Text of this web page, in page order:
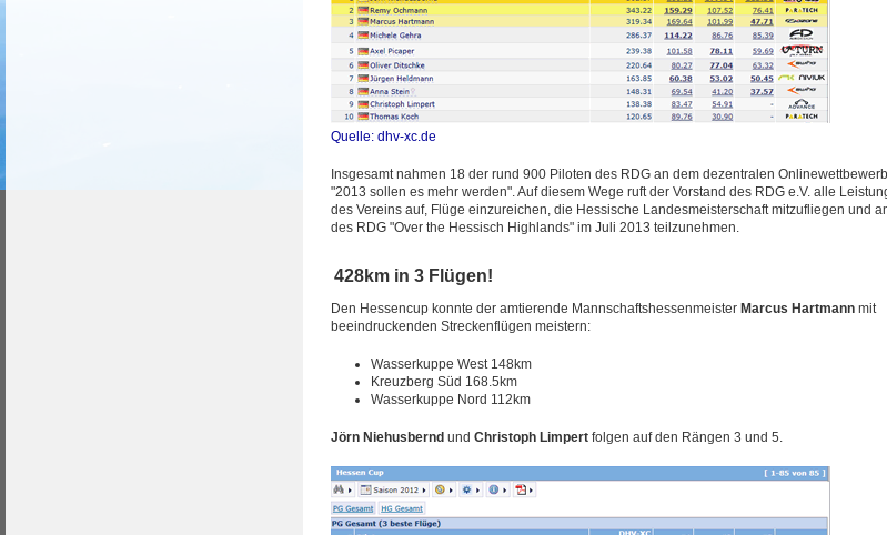
Quelle: dhv-xc.de
Insgesamt nahmen 18 der rund 900 Piloten des RDG an dem dezentralen
"2013 sollen es mehr werden". Auf diesem Wege ruft der Vorstand des RDG e.V. alle
des Vereins auf, Flüge einzureichen, die Hessische Landesmeisterschaft mitzufliegen und
des RDG "Over the Hessisch Highlands" im Juli 2013 teilzunehmen.
428km in 3 Flügen!
Den Hessencup konnte der amtierende Mannschaftshessenmeister Marcus Hartmannmit
beeindruckenden Streckenflügen meistern:
Wasserkuppe West 148km
Kreuzberg Süd 168.5km
Wasserkuppe Nord 112km
Jörn Niehusbernd und Christoph Limpert folgen auf den Rängen 3 und 5.